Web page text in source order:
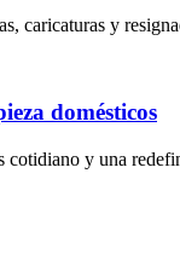
caricaturas y
domésticos
cotidiano y una